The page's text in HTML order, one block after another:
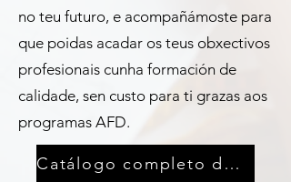
no teu futuro, e acompañámoste para
que poidas acadar os teus obxectivos
profesionais cunha formación de
calidade, sen custo para ti grazas aos
programas AFD.
Catálogo completo de AFD